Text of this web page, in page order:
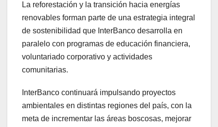
La reforestación y la transición hacia energías
renovables forman parte de una estrategia integral
de sostenibilidad que InterBanco desarrolla en
paralelo con programas de educación financiera,
voluntariado corporativo y actividades
comunitarias.
InterBanco continuará impulsando proyectos
ambientales en distintas regiones del país, con la
meta de incrementar las áreas boscosas, mejorar